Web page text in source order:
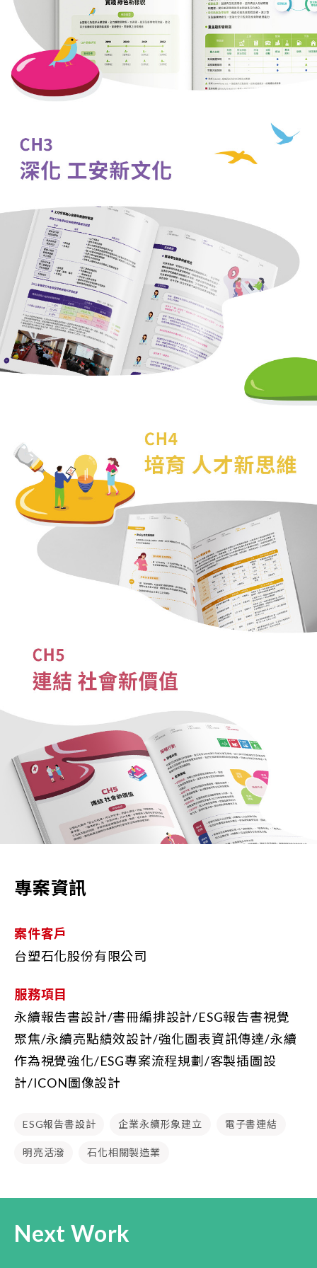
專案資訊
案件客戶
台塑石化股份有限公司
服務項目
永續報告書設計/書冊編排設計/ESG報告書視覺
聚焦/永續亮點績效設計/強化圖表資訊傳達/永續
作為視覺強化/ESG專案流程規劃/客製插圖設
計/ICON圖像設計
ESG報告書設計 企業永續形象建立 電子書連結
明亮活潑 石化相關製造業
Next Work